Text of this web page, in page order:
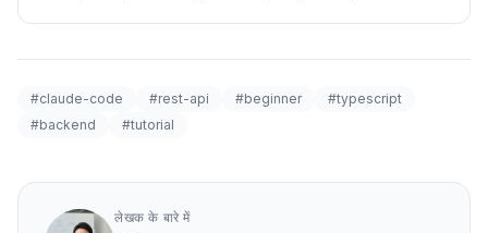
#claude-code #rest-api #beginner
#typescript
#backend
#tutorial
लेखक के बारे में